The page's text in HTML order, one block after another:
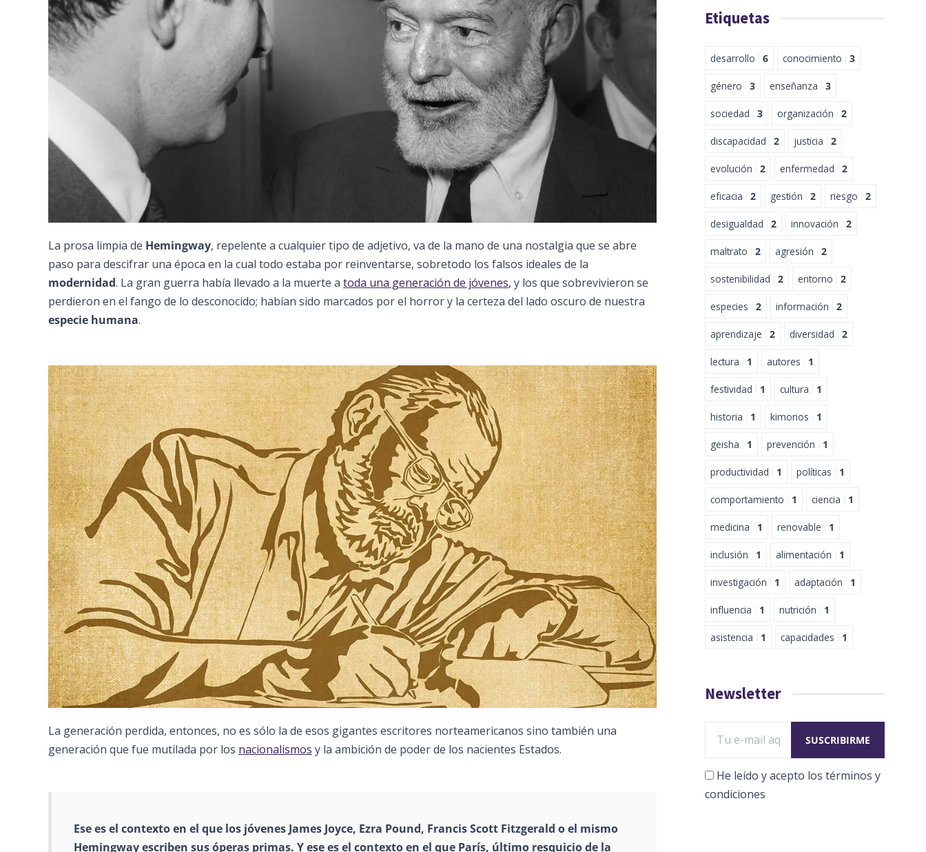
La prosa limpia de Hemingway, repelente a cualquier tipo de adjetivo, va de la mano de una nostalgia que se abre
paso para descifrar una época en la cual todo estaba por reinventarse, sobretodo los falsos ideales de la
modernidad. La gran guerra había llevado a la muerte a toda una generación de jóvenes, y los que sobrevivieron se
perdieron en el fango de lo desconocido; habían sido marcados por el horror y la certeza del lado oscuro de nuestra
especie humana.
La generación perdida, entonces, no es sólo la de esos gigantes escritores norteamericanos sino también una
generación que fue mutilada por los nacionalismos y la ambición de poder de los nacientes Estados.
Ese es el contexto en el que los jóvenes James Joyce, Ezra Pound, Francis Scott Fitzgerald o el mismo
Hemingway escriben sus óperas primas. Y ese es el contexto en el que París, último resquicio de la
Etiquetas
desarrollo 6 conocimiento 3
género 3 enseñanza 3
sociedad 3 organización 2
discapacidad 2 justicia 2
evolución 2 enfermedad 2
eficacia 2 gestión 2 riesgo 2
desigualdad 2 innovación 2
maltrato 2 agresión 2
sostenibilidad 2 entorno 2
especies 2 información 2
aprendizaje 2 diversidad 2
lectura 1 autores 1
festividad 1 cultura 1
historia 1 kimonos 1
geisha 1 prevención 1
productividad 1 políticas 1
comportamiento 1 ciencia 1
medicina 1 renovable 1
inclusión 1 alimentación 1
investigación 1 adaptación 1
influencia 1 nutrición 1
asistencia 1 capacidades 1
Newsletter
He leído y acepto los términos y
condiciones